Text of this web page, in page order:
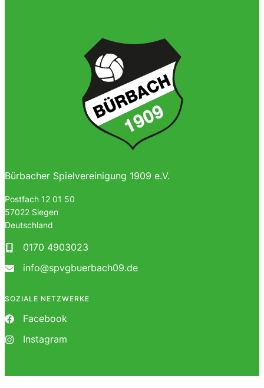
Bürbacher Spielvereinigung 1909 e.V.
Postfach 12 01 50
57022 Siegen
Deutschland
0170 4903023
info@spvgbuerbach09.de
SOZIALE NETZWERKE
Facebook
Instagram